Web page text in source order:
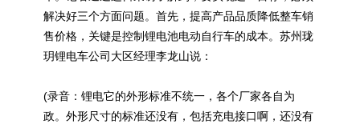
解决好三个方面问题。首先，提高产品品质降低整车销
售价格，关键是控制锂电池电动自行车的成本。苏州珑
玥锂电车公司大区经理李龙山说：
(录音：锂电它的外形标准不统一，各个厂家各自为
政。外形尺寸的标准还没有，包括充电接口啊，还没有